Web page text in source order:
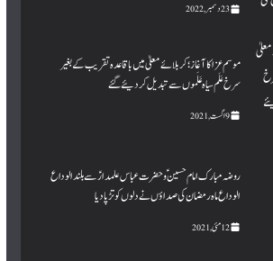
23 دسمبر, 2022
موسم عزا کا آغاز؛ کربلائے معلیٰ میں باقاعدہ تقریب کے بغیر
سرخ عَلَم سیاہ عَلَموں سے تبدیل کردیئے گئے
9 اگست, 2021
روضہ مبارک امام حسینؑ و حضرت عباس علمدارؑ سے بلند الوداع
الوداع ماہ رمضان کی صداؤں نے دلوں کو تڑپا دیا
12 مئی, 2021